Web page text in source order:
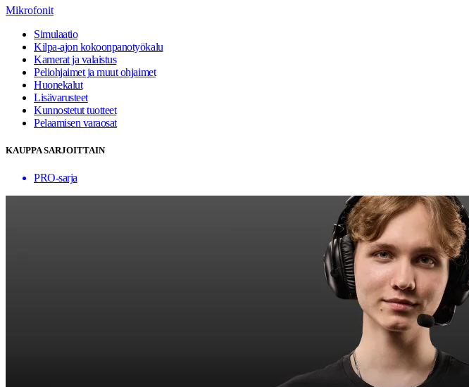
Mikrofonit
Simulaatio
Kilpa-ajon kokoonpanotyökalu
Kamerat ja valaistus
Peliohjaimet ja muut ohjaimet
Huonekalut
Lisävarusteet
Kunnostetut tuotteet
Pelaamisen varaosat
KAUPPA SARJOITTAIN
PRO-sarja